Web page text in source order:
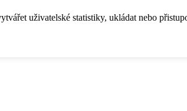
uživatelské statistiky, ukládat nebo